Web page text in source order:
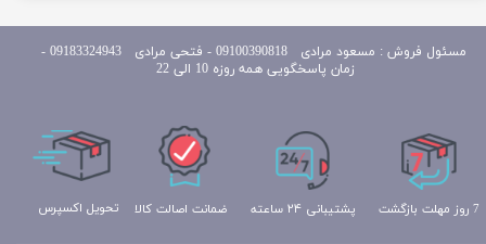
تحویل اکسپرس پشتیبانی ۲۴ ساعته 7 روز مهلت بازگشت ضمانت اصالت کالا
مسئول
فروش : مسعود مرادی 09100390818​​​​​​​ ​​​​​​​- فتحی مرادی 09183324943 -
زمان پاسخگویی همه روزه 10 الی 22